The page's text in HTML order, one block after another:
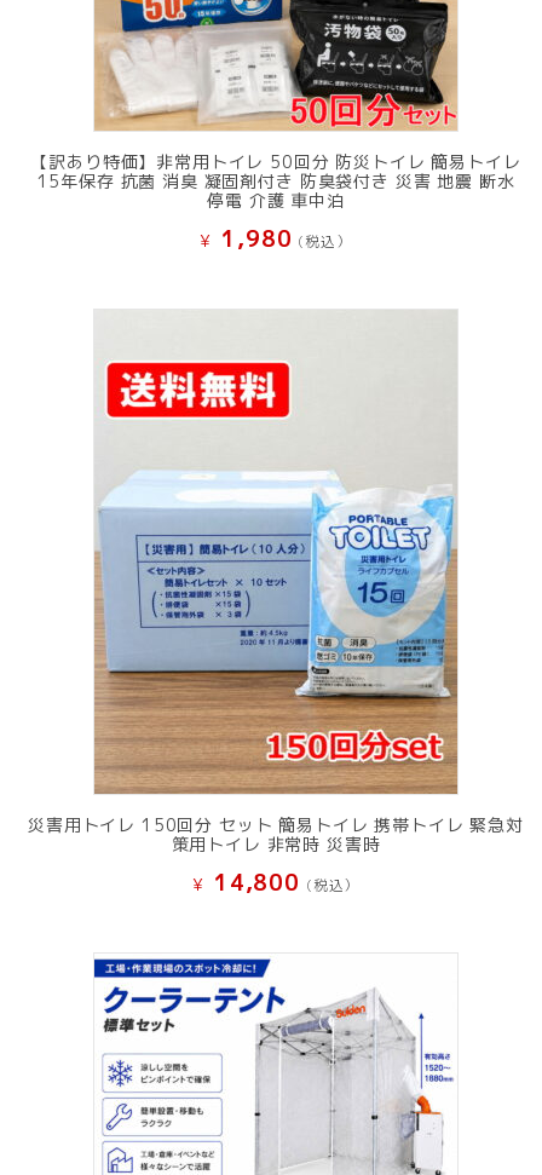
【訳あり特価】非常用トイレ 50回分 防災トイレ 簡易トイレ
15年保存 抗菌 消臭 凝固剤付き 防臭袋付き 災害 地震 断水
停電 介護 車中泊
¥ 1,980 (税込）
災害用トイレ 150回分 セット 簡易トイレ 携帯トイレ 緊急対
策用トイレ 非常時 災害時
¥ 14,800 (税込）